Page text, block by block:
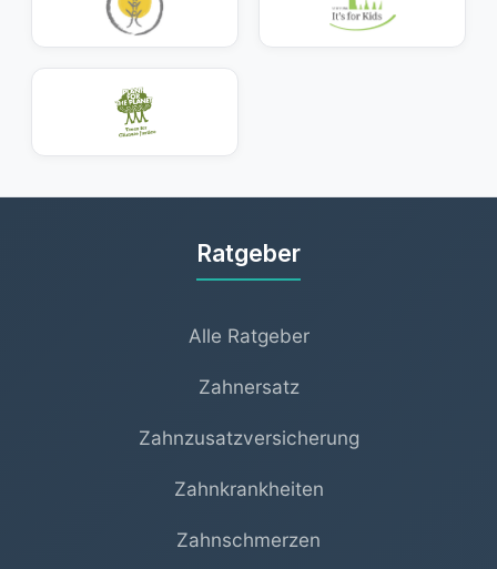
in Deutschland oft zwischen
450 und 700 EUR
Ohne zusätzliche Absicherung müssen Patienten
diese Beträge größtenteils selbst tragen.
Mit einer Zahnzusatzversicherung lassen sich
jedoch die Eigenkosten erheblich senken. Dadurch
zugänglicher, sondern auch die Planung der
Ratgeber
Alle Ratgeber
Zahnersatz
Zahnzusatzversicherung
Zahnkrankheiten
Zahnschmerzen